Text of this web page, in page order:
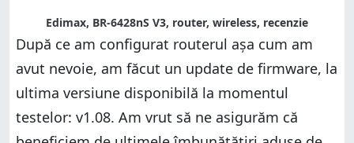
Edimax, BR-6428nS V3, router, wireless, recenzie
După ce am configurat routerul așa cum am
avut nevoie, am făcut un update de firmware, la
ultima versiune disponibilă la momentul
testelor: v1.08. Am vrut să ne asigurăm că